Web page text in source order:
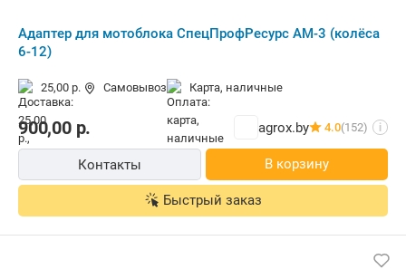
Адаптер для мотоблока СпецПрофРесурс АМ-3 (колёса
6-12)
25,00 р. Самовывоз карта, наличные
900,00р. agrox.by 4.0(152) i
Контакты В корзину
Быстрый заказ